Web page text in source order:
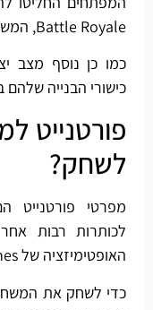
Battle Royale, המשחק שמיליונים נהנים ממנו כיום.
כמו כן נוסף מצב
כישורי הבנייה
פורטנייט
לשחק?
מפרטי פורטנייט
לכותרות רבות
האופטימיזציה של Epic Games.